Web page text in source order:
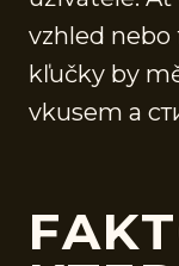
vzhled
kľučky by
vkusem a